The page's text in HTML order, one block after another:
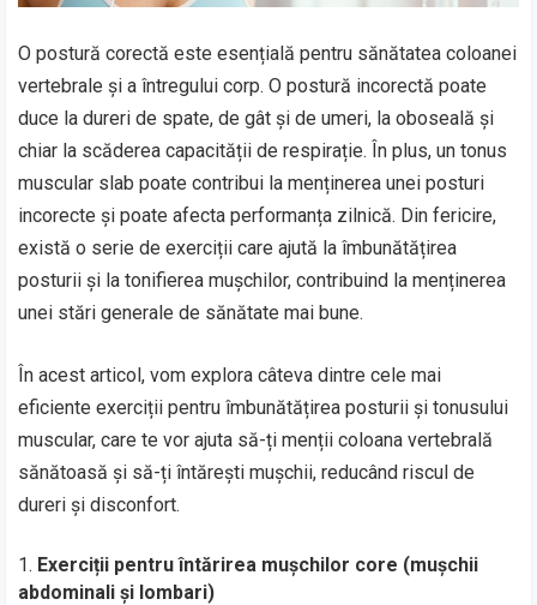
O postură corectă este esențială pentru sănătatea coloanei
vertebrale și a întregului corp. O postură incorectă poate
duce la dureri de spate, de gât și de umeri, la oboseală și
chiar la scăderea capacității de respirație. În plus, un tonus
muscular slab poate contribui la menținerea unei posturi
incorecte și poate afecta performanța zilnică. Din fericire,
există o serie de exerciții care ajută la îmbunătățirea
posturii și la tonifierea mușchilor, contribuind la menținerea
unei stări generale de sănătate mai bune.
În acest articol, vom explora câteva dintre cele mai
eficiente exerciții pentru îmbunătățirea posturii și tonusului
muscular, care te vor ajuta să-ți menții coloana vertebrală
sănătoasă și să-ți întărești mușchii, reducând riscul de
dureri și disconfort.
Exerciții pentru întărirea mușchilor core (mușchii
abdominali și lombari)